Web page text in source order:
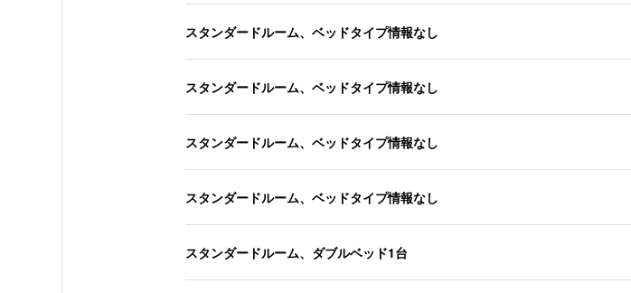
スタンダードルーム、ベッドタイプ情報なし
スタンダードルーム、ベッドタイプ情報なし
スタンダードルーム、ベッドタイプ情報なし
スタンダードルーム、ベッドタイプ情報なし
スタンダードルーム、ダブルベッド1台